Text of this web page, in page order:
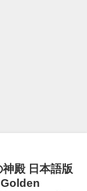
神殿 日本語版